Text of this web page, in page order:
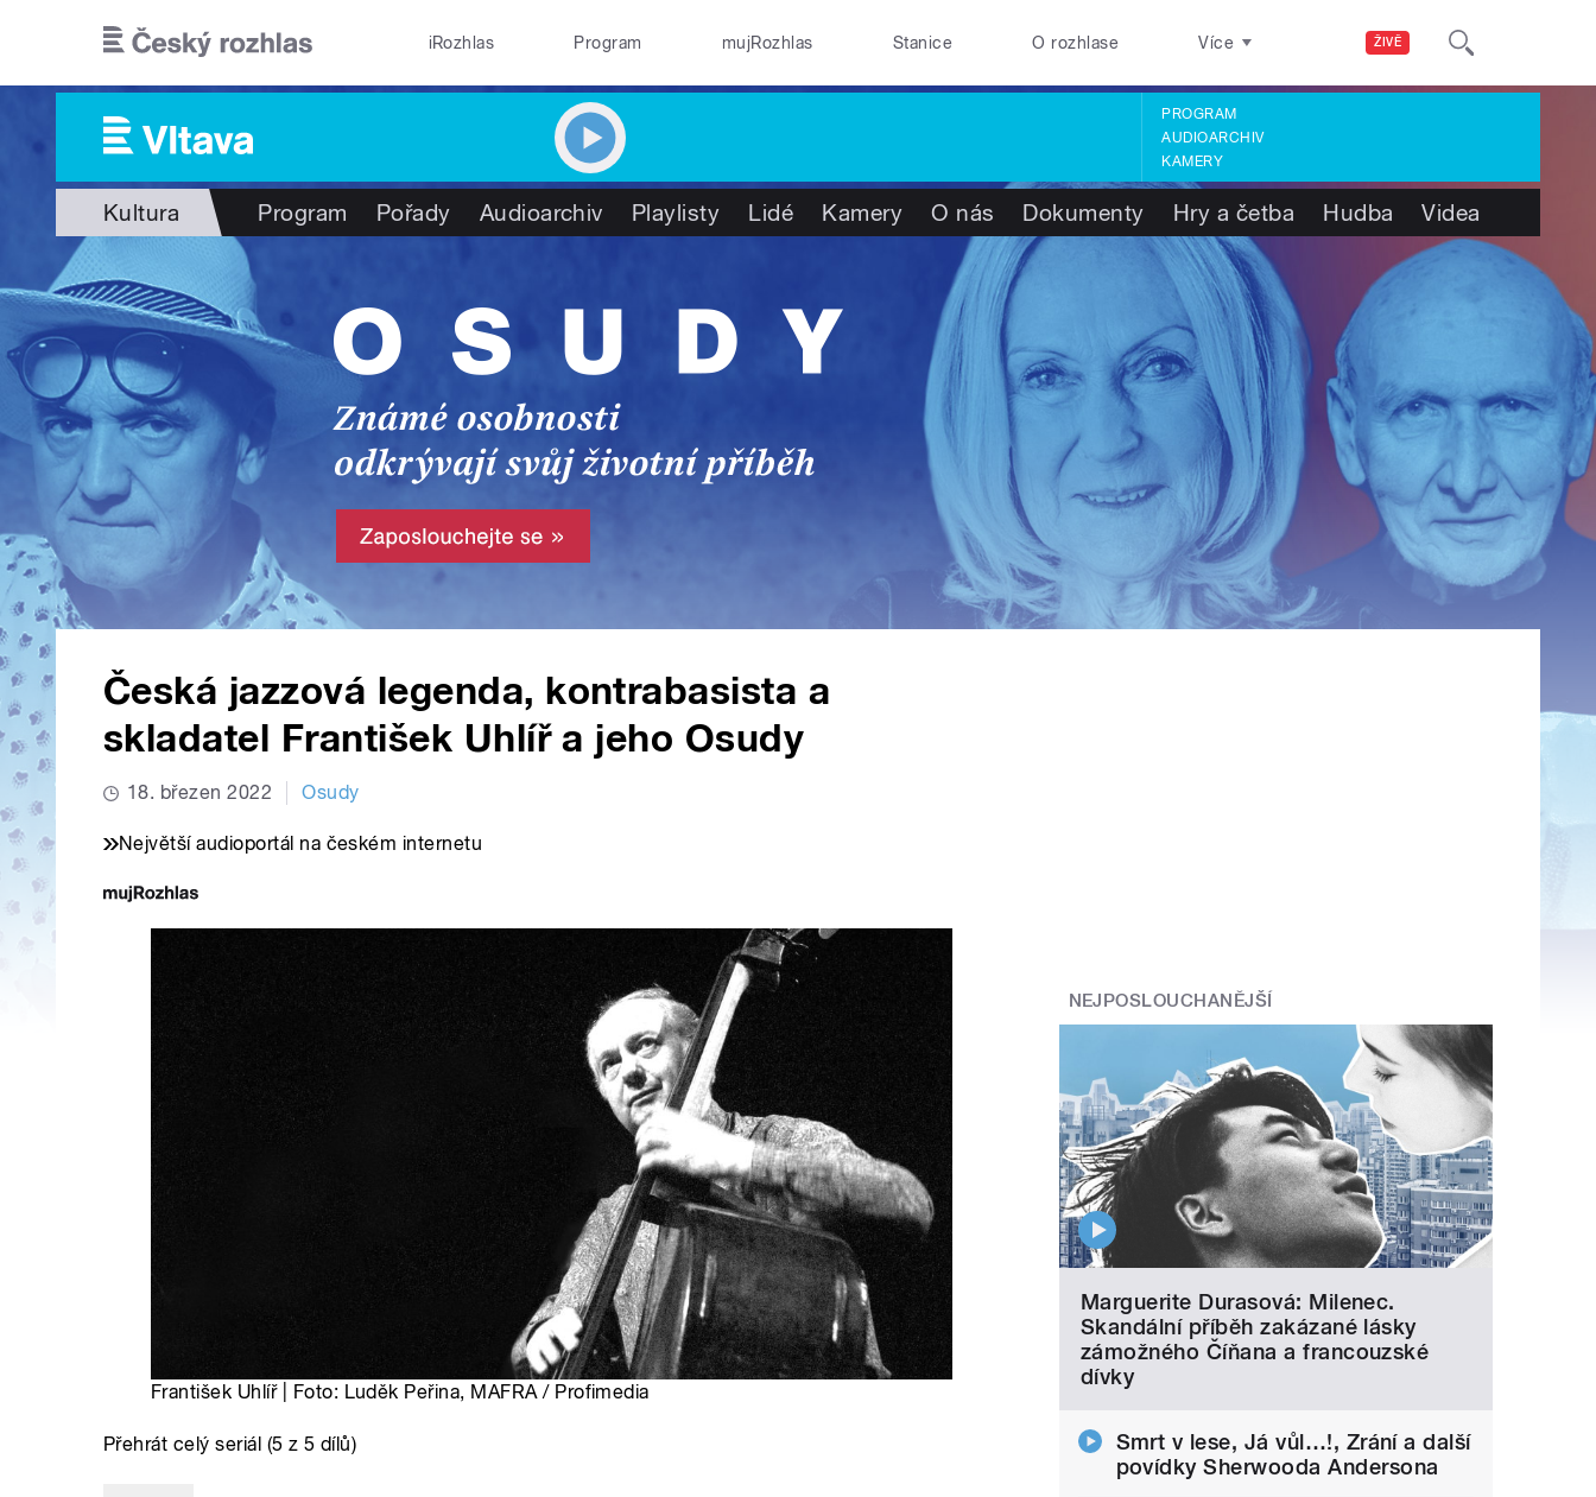
ŽIVĚ
iRozhlas Program mujRozhlas Stanice O rozhlase Více
PROGRAM
AUDIOARCHIV
KAMERY
Kultura Program Pořady Audioarchiv Playlisty Lidé Kamery O nás Dokumenty Hry a četba Hudba Videa
Česká jazzová legenda, kontrabasista a
skladatel František Uhlíř a jeho Osudy
18. březen 2022 Osudy
Největší audioportál na českém internetu
František Uhlíř | Foto: Luděk Peřina, MAFRA / Profimedia
Přehrát celý seriál (5 z 5 dílů)
NEJPOSLOUCHANĚJŠÍ
Marguerite Durasová: Milenec.
Skandální příběh zakázané lásky
zámožného Číňana a francouzské
dívky
Smrt v lese, Já vůl…!, Zrání a další
povídky Sherwooda Andersona